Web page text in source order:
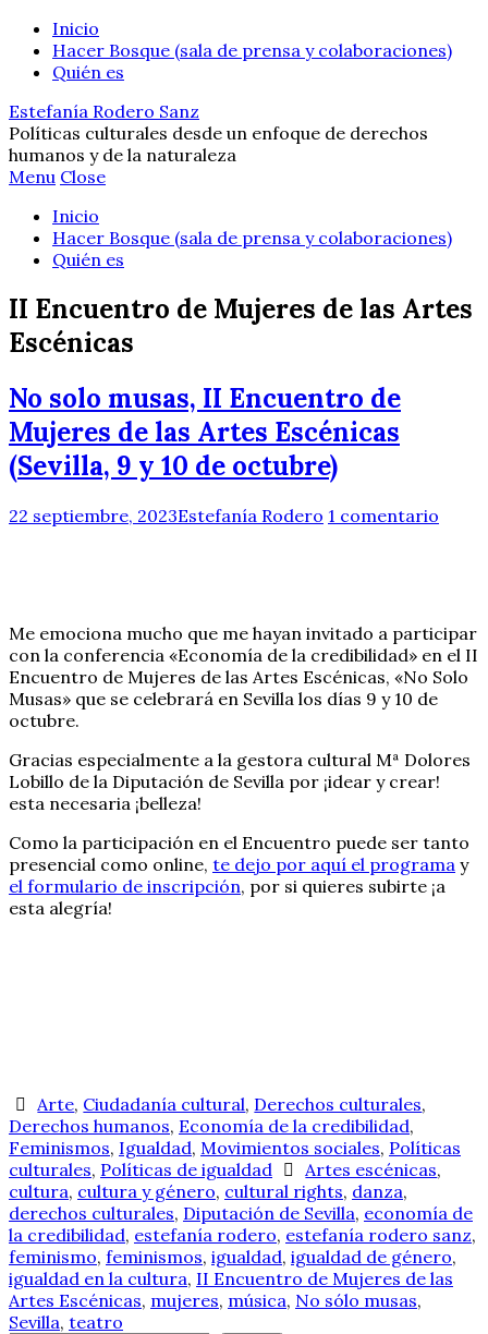
Inicio
Hacer Bosque (sala de prensa y colaboraciones)
Quién es
Estefanía Rodero Sanz
Políticas culturales desde un enfoque de derechos
humanos y de la naturaleza
Menu Close
Inicio
Hacer Bosque (sala de prensa y colaboraciones)
Quién es
II Encuentro de Mujeres de las Artes
Escénicas
No solo musas, II Encuentro de
Mujeres de las Artes Escénicas
(Sevilla, 9 y 10 de octubre)
22 septiembre, 2023Estefanía Rodero 1 comentario
Me emociona mucho que me hayan invitado a participar
con la conferencia «Economía de la credibilidad» en el II
Encuentro de Mujeres de las Artes Escénicas, «No Solo
Musas» que se celebrará en Sevilla los días 9 y 10 de
octubre.
Gracias especialmente a la gestora cultural Mª Dolores
Lobillo de la Diputación de Sevilla por ¡idear y crear!
esta necesaria ¡belleza!
Como la participación en el Encuentro puede ser tanto
presencial como online, te dejo por aquí el programa y
el formulario de inscripción, por si quieres subirte ¡a
esta alegría!
Arte, Ciudadanía cultural, Derechos culturales,
Derechos humanos, Economía de la credibilidad,
Feminismos, Igualdad, Movimientos sociales, Políticas
culturales, Políticas de igualdad Artes escénicas,
cultura, cultura y género, cultural rights, danza,
derechos culturales, Diputación de Sevilla, economía de
la credibilidad, estefanía rodero, estefanía rodero sanz,
feminismo, feminismos, igualdad, igualdad de género,
igualdad en la cultura, II Encuentro de Mujeres de las
Artes Escénicas, mujeres, música, No sólo musas,
Sevilla, teatro